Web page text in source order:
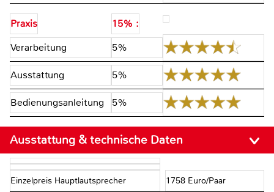
Praxis
15% :
Verarbeitung
5%
Ausstattung 5%
Bedienungsanleitung 5%
Ausstattung & technische Daten
Einzelpreis Hauptlautsprecher 1758 Euro/Paar